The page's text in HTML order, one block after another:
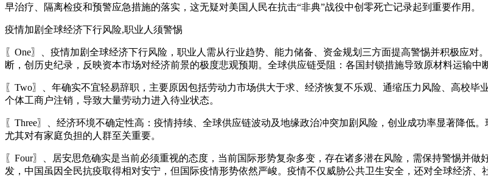
早治疗、隔离检疫和预警应急措施的落实，这无疑对美国人民在抗击“非典”战役中创零死亡记录起到重要作用。
疫情加剧全球经济下行风险,职业人须警惕
〖One〗、疫情加剧全球经济下行风险，职业人需从行业趋势、能力储备、资金规划三方面提高警惕并积极应
断，创历史纪录，反映资本市场对经济前景的极度悲观预期。全球供应链受阻：各国封锁措施导致原材料运输中
〖Two〗、年确实不宜轻易辞职，主要原因包括劳动力市场供大于求、经济恢复不乐观、通缩压力风险、高校
个体工商户注销，导致大量劳动力进入待业状态。
〖Three〗、经济环境不确定性高：疫情持续、全球供应链波动及地缘政治冲突加剧风险，创业成功率显著降低
尤其对有家庭负担的人群至关重要。
〖Four〗、居安思危确实是当前必须重视的态度，当前国际形势复杂多变，存在诸多潜在风险，需保持警惕并
发，中国虽因全民抗疫取得相对安宁，但国际疫情形势依然严峻。疫情不仅威胁公共卫生安全，还对全球经济、